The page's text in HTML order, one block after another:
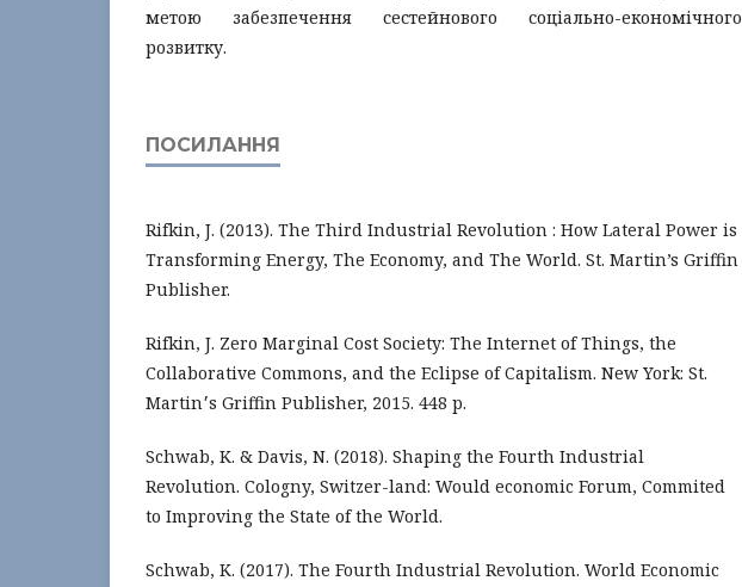
метою забезпечення сестейнового соціально-економічного
розвитку.
ПОСИЛАННЯ
Rifkin, J. (2013). The Third Industrial Revolution : How Lateral Power is
Transforming Energy, The Economy, and The World. St. Martin’s Griffin
Publisher.
Rifkin, J. Zero Marginal Cost Society: The Internet of Things, the
Collaborative Commons, and the Eclipse of Capitalism. New York: St.
Martin׳s Griffin Publisher, 2015. 448 p.
Schwab, K. & Davis, N. (2018). Shaping the Fourth Industrial
Revolution. Cologny, Switzer-land: Would economic Forum, Commited
to Improving the State of the World.
Schwab, K. (2017). The Fourth Industrial Revolution. World Economic